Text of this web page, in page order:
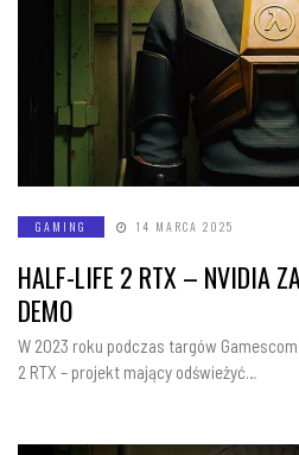
GAMING 14 MARCA 2025
HALF-LIFE 2 RTX – NVIDIA
DEMO
W 2023 roku podczas targów
2 RTX – projekt mający odświeżyć…